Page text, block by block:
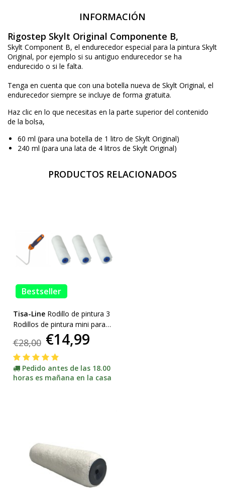
INFORMACIÓN
Rigostep Skylt Original Componente B,
Skylt Component B, el endurecedor especial para la pintura Skylt
Original, por ejemplo si su antiguo endurecedor se ha
endurecido o si le falta.
Tenga en cuenta que con una botella nueva de Skylt Original, el
endurecedor siempre se incluye de forma gratuita.
Haz clic en lo que necesitas en la parte superior del contenido
de la bolsa,
60 ml (para una botella de 1 litro de Skylt Original)
240 ml (para una lata de 4 litros de Skylt Original)
PRODUCTOS RELACIONADOS
Bestseller
Tisa-Line Rodillo de pintura 3
Rodillos de pintura mini para
pintura y aceite, etc. soporte
incl. ¡ACCIÓN!
€28,00 €14,99
Pedido antes de las 18.00
horas es mañana en la casa